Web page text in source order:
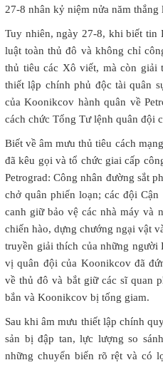
27-8 nhân kỷ niệm nửa năm
Tuy nhiên, ngày 27-8, khi biết tin
luật toàn thủ đô và không chỉ
thủ tiêu các Xô viết, mà còn giải
thiết lập chính phủ độc tài quân
của Koonikcov hành quân về
cách chức Tổng Tư lệnh quân đội
Biết về âm mưu thủ tiêu cách
đã kêu gọi và tổ chức giai cấp
Petrograd: Công nhân đường sắt
chở quân phiến loạn; các đội
canh giữ bảo vệ các nhà máy và
chiến hào, dựng chướng ngại vật
truyền giải thích của những người
vị quân đội của Koonikcov đã
về thủ đô và bắt giữ các sĩ quan
bắn và Koonikcov bị tống giam.
Sau khi âm mưu thiết lập chính
sản bị đập tan, lực lượng so
những chuyển biến rõ rệt và có